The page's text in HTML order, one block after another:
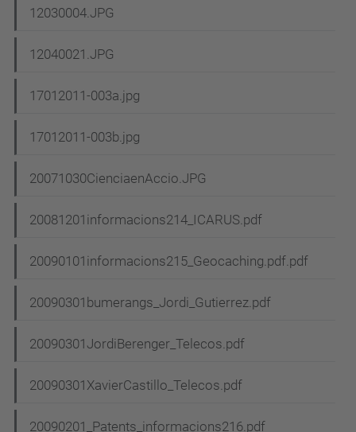
12030004.JPG
12040021.JPG
17012011-003a.jpg
17012011-003b.jpg
20071030CienciaenAccio.JPG
20081201informacions214_ICARUS.pdf
20090101informacions215_Geocaching.pdf.pdf
20090301bumerangs_Jordi_Gutierrez.pdf
20090301JordiBerenger_Telecos.pdf
20090301XavierCastillo_Telecos.pdf
20090201_Patents_informacions216.pdf